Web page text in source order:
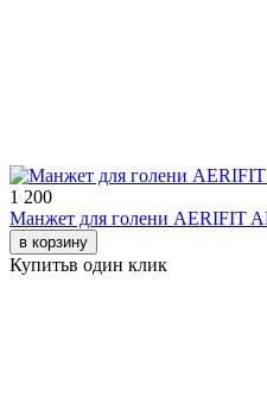
1 200
Манжет для голени AERIFIT
в корзину
Купитьв один клик